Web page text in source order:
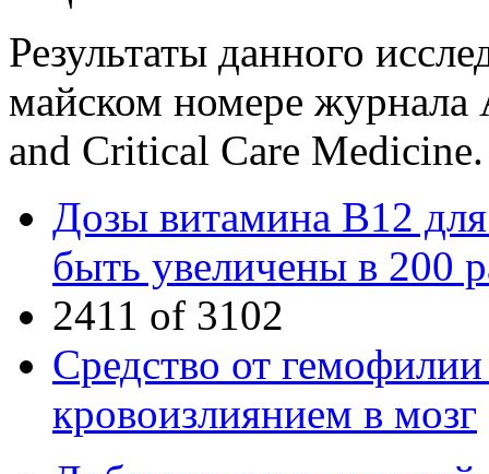
Результаты данного
майском номере журнала
and Critical Care Medicine.
Дозы витамина В12
быть увеличены в 200
2411 of 3102
Средство от
кровоизлиянием в мозг